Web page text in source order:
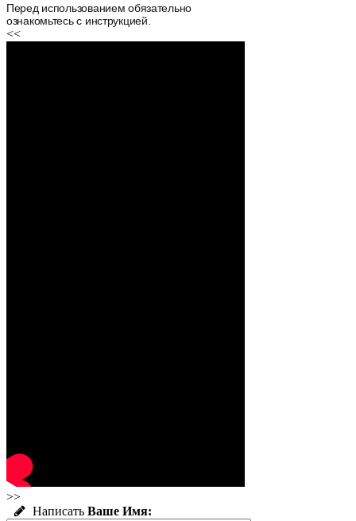
Перед использованием обязательно
ознакомьтесь с инструкцией.
<<
>>
Написать Ваше Имя: